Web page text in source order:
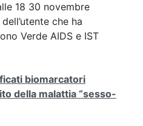
18 30 novembre
che ha
Verde AIDS e IST
biomarcatori
della malattia “sesso-